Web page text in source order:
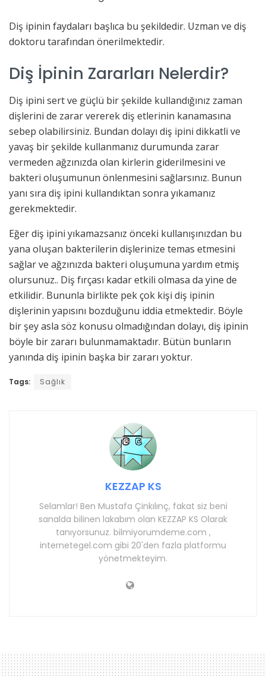
Diş ipinin faydaları başlıca bu şekildedir. Uzman ve diş
doktoru tarafından önerilmektedir.
Diş İpinin Zararları Nelerdir?
Diş ipini sert ve güçlü bir şekilde kullandığınız zaman
dişlerini de zarar vererek diş etlerinin kanamasına
sebep olabilirsiniz. Bundan dolayı diş ipini dikkatli ve
yavaş bir şekilde kullanmanız durumunda zarar
vermeden ağzınızda olan kirlerin giderilmesini ve
bakteri oluşumunun önlenmesini sağlarsınız. Bunun
yanı sıra diş ipini kullandıktan sonra yıkamanız
gerekmektedir.
Eğer diş ipini yıkamazsanız önceki kullanışınızdan bu
yana oluşan bakterilerin dişlerinize temas etmesini
sağlar ve ağzınızda bakteri oluşumuna yardım etmiş
olursunuz.. Diş fırçası kadar etkili olmasa da yine de
etkilidir. Bununla birlikte pek çok kişi diş ipinin
dişlerinin yapısını bozduğunu iddia etmektedir. Böyle
bir şey asla söz konusu olmadığından dolayı, diş ipinin
böyle bir zararı bulunmamaktadır. Bütün bunların
yanında diş ipinin başka bir zararı yoktur.
Tags: Sağlık
KEZZAP KS
Selamlar! Ben Mustafa Çinkılınç, fakat siz beni
sanalda bilinen lakabım olan KEZZAP KS Olarak
tanıyorsunuz. bilmiyorumdeme.com ,
internetegel.com gibi 20'den fazla platformu
yönetmekteyim.